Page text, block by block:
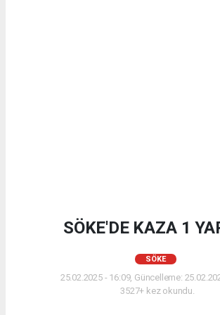
SÖKE'DE KAZA 1
SÖKE
25.02.2025 - 16:09, Güncelleme:
3527+ kez okundu.